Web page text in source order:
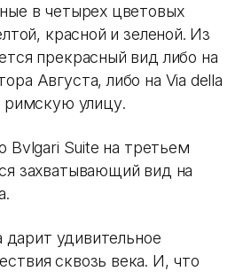
в четырех цветовых
красной и зеленой. Из
прекрасный вид либо на
Августа, либо на Via della
римскую улицу.
Bvlgari Suite на третьем
захватывающий вид на
дарит удивительное
сквозь века. И, что